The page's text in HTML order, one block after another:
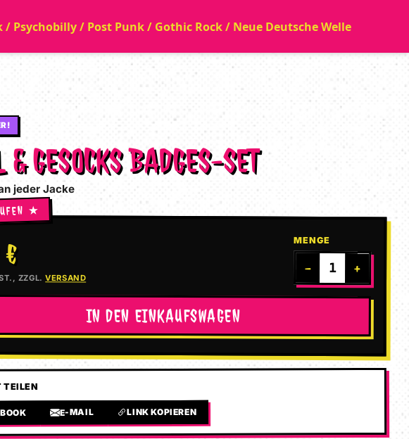
Psychobilly / Post Punk / Gothic Rock / Neue Deutsche Welle
& GESOCKS BADGES-SET
jeder Jacke
ZZGL.VERSAND
MENGE
− +
IN DEN EINKAUFSWAGEN
TEILEN
E-MAIL LINK KOPIEREN